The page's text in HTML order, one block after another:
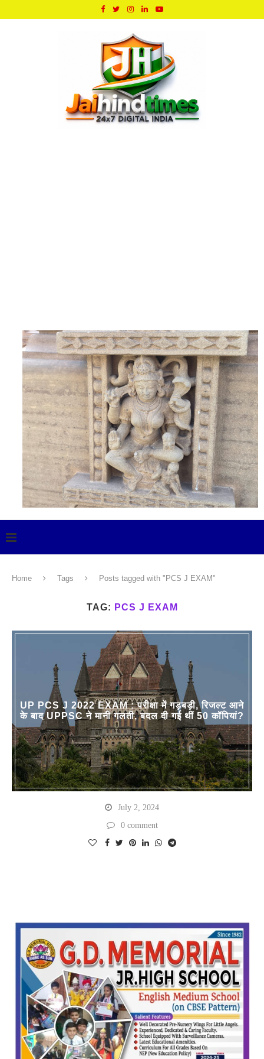
Home Tags Posts tagged with "PCS J EXAM"
TAG: PCS J EXAM
UP PCS J 2022 EXAM : परीक्षा में गड़बड़ी, रिजल्ट आने
के बाद UPPSC ने मानी गलती, बदल दी गई थीं 50 कॉपियां?
July 2, 2024
0 comment